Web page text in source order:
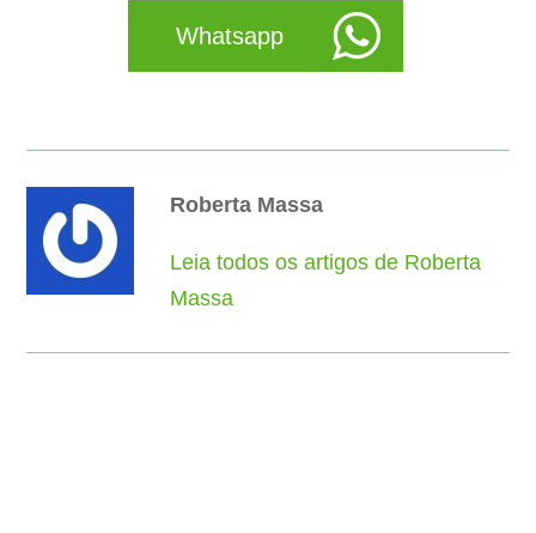
Whatsapp
Roberta Massa
Leia todos os artigos de Roberta
Massa